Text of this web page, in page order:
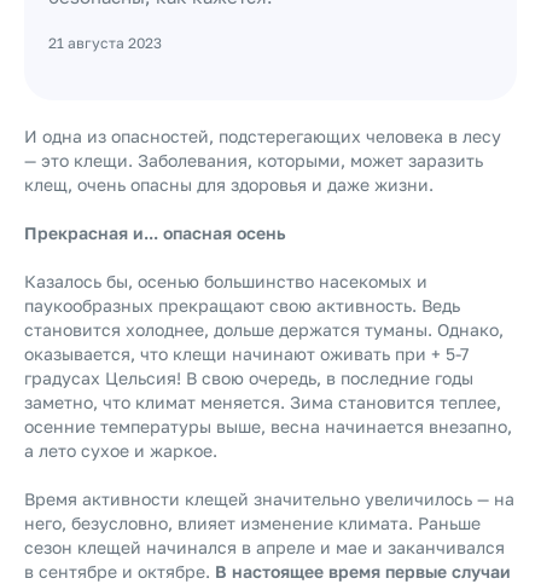
21 августа 2023
И одна из опасностей, подстерегающих человека в лесу
— это клещи. Заболевания, которыми, может заразить
клещ, очень опасны для здоровья и даже жизни.
Прекрасная и... опасная осень
Казалось бы, осенью большинство насекомых и
паукообразных прекращают свою активность. Ведь
становится холоднее, дольше держатся туманы. Однако,
оказывается, что клещи начинают оживать при + 5-7
градусах Цельсия! В свою очередь, в последние годы
заметно, что климат меняется. Зима становится теплее,
осенние температуры выше, весна начинается внезапно,
а лето сухое и жаркое.
Время активности клещей значительно увеличилось — на
него, безусловно, влияет изменение климата. Раньше
сезон клещей начинался в апреле и мае и заканчивался
в сентябре и октябре. В настоящее время первые случаи